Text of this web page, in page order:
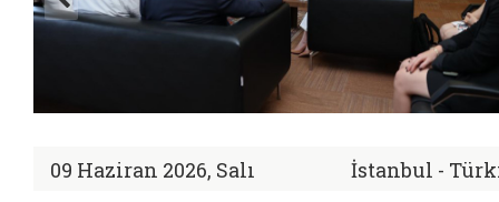
09 Haziran 2026, Salı İstanbul -